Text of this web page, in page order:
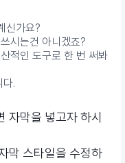
신가요?
시는건 아니겠죠?
적인 도구로 한 번 써봐
다.
자막을 넣고자 하시
막 스타일을 수정하